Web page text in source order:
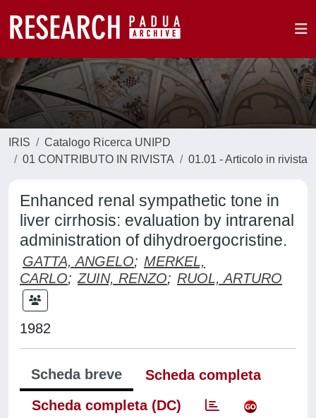
IRIS
Catalogo Ricerca UNIPD
01 CONTRIBUTO IN RIVISTA
01.01 - Articolo in rivista
Enhanced renal sympathetic tone in
liver cirrhosis: evaluation by intrarenal
administration of dihydroergocristine.
GATTA, ANGELO; MERKEL,
CARLO; ZUIN, RENZO; RUOL, ARTURO
1982
Scheda breve
Scheda completa
Scheda completa (DC)